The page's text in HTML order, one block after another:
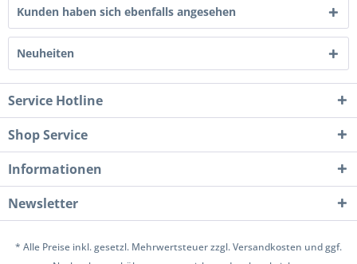
Kunden haben sich ebenfalls angesehen
Neuheiten
Service Hotline
Shop Service
Informationen
Newsletter
* Alle Preise inkl. gesetzl. Mehrwertsteuer zzgl.Versandkosten und ggf.